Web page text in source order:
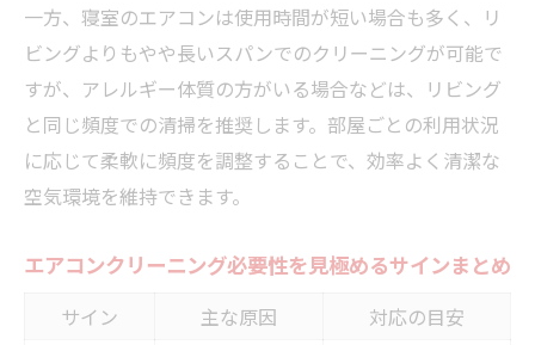
一方、寝室のエアコンは使用時間が短い場合も多く、リ
ビングよりもやや長いスパンでのクリーニングが可能で
すが、アレルギー体質の方がいる場合などは、リビング
と同じ頻度での清掃を推奨します。部屋ごとの利用状況
に応じて柔軟に頻度を調整することで、効率よく清潔な
空気環境を維持できます。
エアコンクリーニング必要性を見極めるサインまとめ
サイン 主な原因
対応の目安